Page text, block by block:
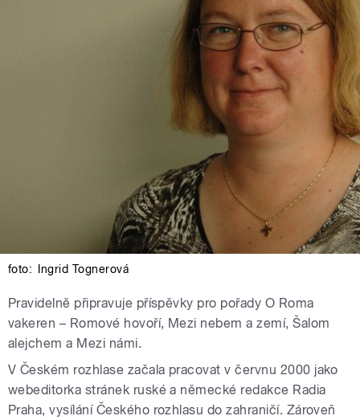
foto: Ingrid Tognerová
Pravidelně připravuje příspěvky pro pořady O Roma
vakeren – Romové hovoří, Mezi nebem a zemí, Šalom
alejchem a Mezi námi.
V Českém rozhlase začala pracovat v červnu 2000 jako
webeditorka stránek ruské a německé redakce Radia
Praha, vysílání Českého rozhlasu do zahraničí. Zároveň